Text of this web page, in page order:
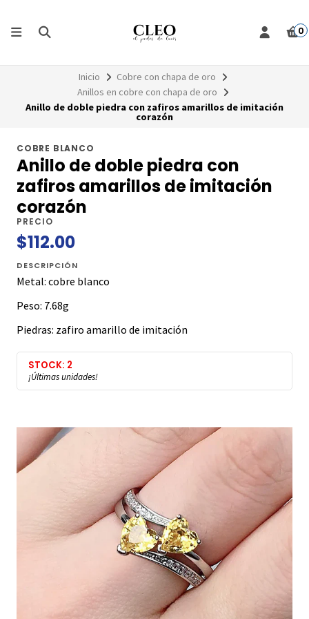
0
Inicio
Cobre con chapa de oro
Anillos en cobre con chapa de oro
Anillo de doble piedra con zafiros amarillos de imitación
corazón
COBRE BLANCO
Anillo de doble piedra con
zafiros amarillos de imitación
corazón
PRECIO
$112.00
DESCRIPCIÓN
Metal: cobre blanco
Peso: 7.68g
Piedras: zafiro amarillo de imitación
STOCK: 2
¡Últimas unidades!